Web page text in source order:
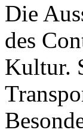
Die
des
Kultur.